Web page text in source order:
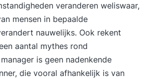
veranderen weliswaar,
mensen in bepaalde
nauwelijks. Ook rekent
aantal mythes rond
is geen nadenkende
die vooral afhankelijk is van